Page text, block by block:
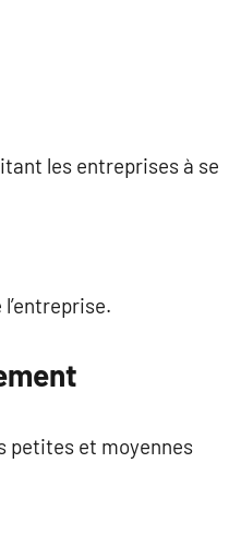
les entreprises à se
petites et moyennes